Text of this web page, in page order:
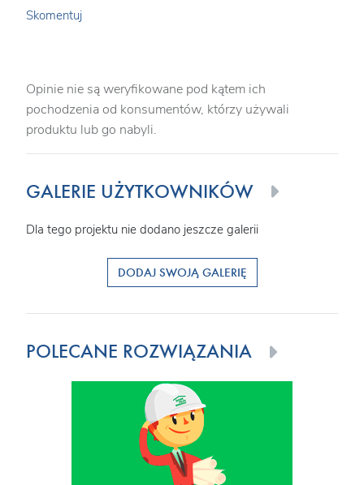
Skomentuj
Opinie nie są weryfikowane pod kątem ich
pochodzenia od konsumentów, którzy używali
produktu lub go nabyli.
GALERIE UŻYTKOWNIKÓW
Dla tego projektu nie dodano jeszcze galerii
DODAJ SWOJĄ GALERIĘ
POLECANE ROZWIĄZANIA